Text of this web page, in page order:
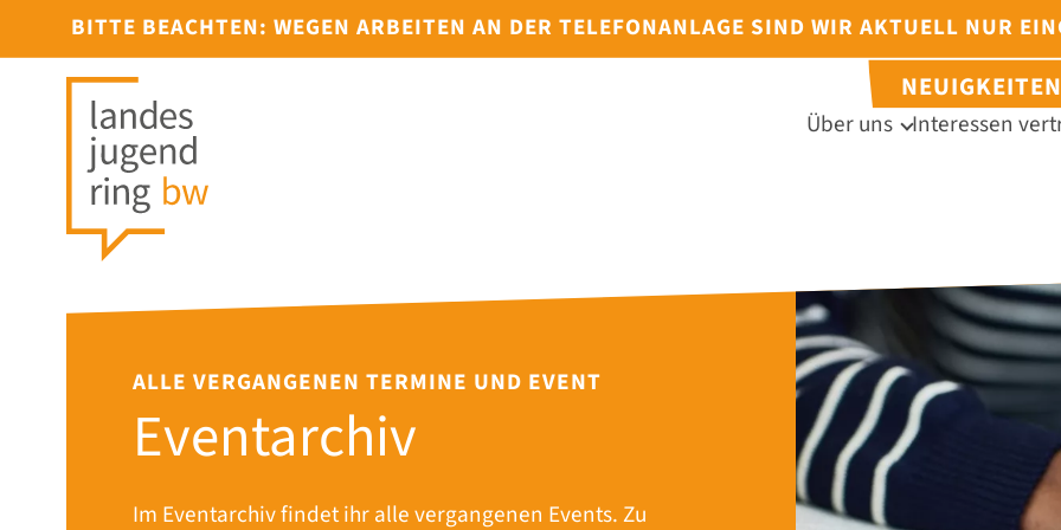
BITTE BEACHTEN: WEGEN ARBEITEN AN DER TELEFONANLAGE SIND WIR AKTUELL NUR
NEUIGKEITEN
Über uns Interessen
ALLE VERGANGENEN TERMINE UND EVENT
Eventarchiv
Im Eventarchiv findet ihr alle vergangenen Events. Zu